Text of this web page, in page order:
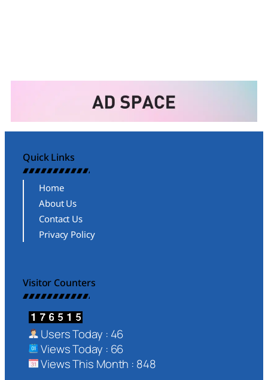
Quick Links
Home
About Us
Contact Us
Privacy Policy
Visitor Counters
Users Today : 46
Views Today : 66
Views This Month : 848